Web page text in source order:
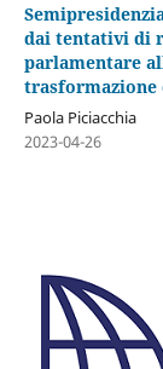
dai tentativi di
parlamentare
Paola Piciacchia
2023-04-26